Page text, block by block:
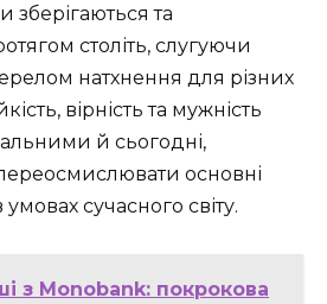
зберігаються та
століть, слугуючи
натхнення для різних
вірність та мужність
й сьогодні,
основні
сучасного світу.
з Monobank: покрокова